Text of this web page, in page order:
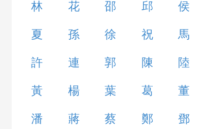
林 花 邵 邱 侯
夏 孫 徐 祝 馬
許 連 郭 陳 陸
黃 楊 葉 葛 董
潘 蔣 蔡 鄭 鄧